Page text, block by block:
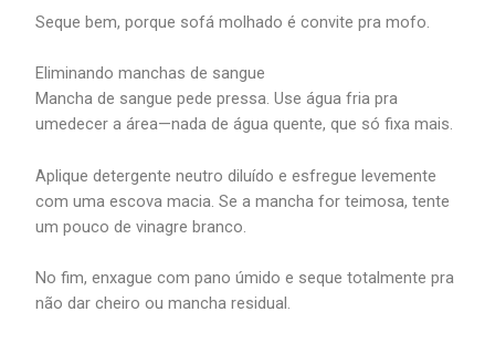
Seque bem, porque sofá molhado é convite pra mofo.
Eliminando manchas de sangue
Mancha de sangue pede pressa. Use água fria pra
umedecer a área—nada de água quente, que só fixa mais.
Aplique detergente neutro diluído e esfregue levemente
com uma escova macia. Se a mancha for teimosa, tente
um pouco de vinagre branco.
No fim, enxague com pano úmido e seque totalmente pra
não dar cheiro ou mancha residual.